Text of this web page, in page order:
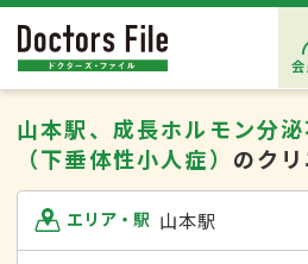
山本駅、成長ホルモン分
（下垂体性小人症） のク
エリア・駅 山本駅